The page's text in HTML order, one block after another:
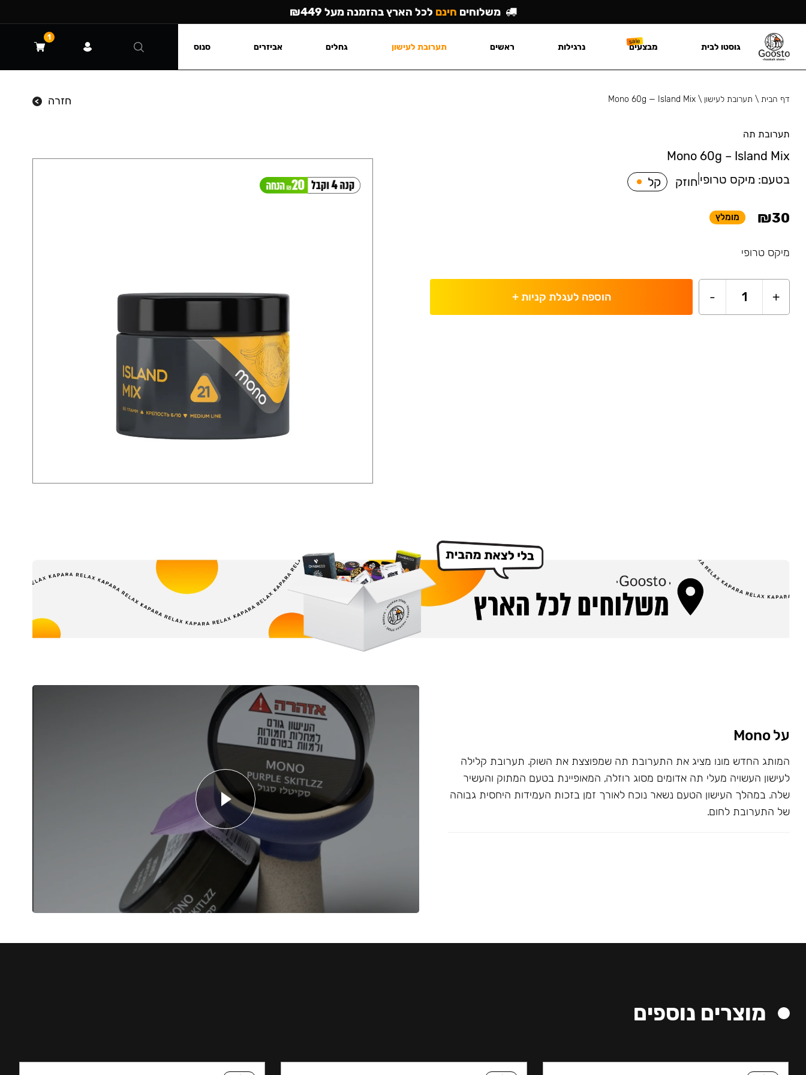
דף הבית\ תערובת לעישון \
Mono 60g — Island Mix חזרה
תערובת תה
Mono 60g – Island Mix
בטעם: מיקס טרופי חוזק קל
₪30 מומלץ
מיקס טרופי
+
1
- הוספה לעגלת קניות+
על Mono
המותג החדש מונו מציג את התערובת תה שמפוצצת את השוק. תערובת קלילה
לעישון העשויה מעלי תה אדומים מסוג רוזלה, המאופיינת בטעם המתוק והעשיר
שלה. במהלך העישון הטעם נשאר נוכח לאורך זמן בזכות העמידות היחסית גבוהה
של התערובת לחום.
מוצרים נוספים
משלוחים חינם לכל הארץ בהזמנה מעל ₪449
גוסטו לבית מבצעים נרגילות ראשים תערובת לעישון גחלים אביזרים סנוס
1